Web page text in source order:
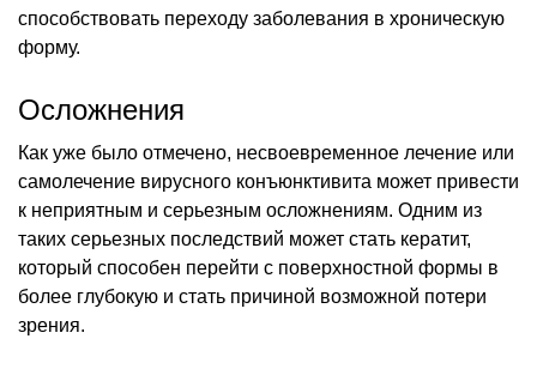
способствовать переходу заболевания в хроническую
форму.
Осложнения
Как уже было отмечено, несвоевременное лечение или
самолечение вирусного конъюнктивита может привести
к неприятным и серьезным осложнениям. Одним из
таких серьезных последствий может стать кератит,
который способен перейти с поверхностной формы в
более глубокую и стать причиной возможной потери
зрения.